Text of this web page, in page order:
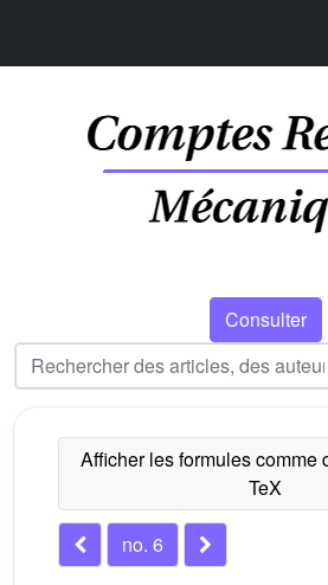
Consulter
no. 6